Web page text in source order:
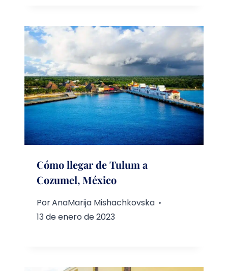
Cómo llegar de Tulum a
Cozumel, México
PorAnaMarija Mishachkovska
13 de enero de 2023